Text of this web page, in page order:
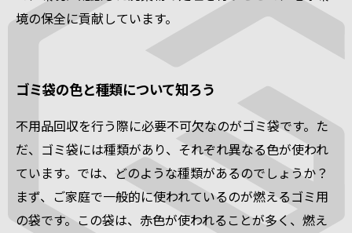
境の保全に貢献しています。
ゴミ袋の色と種類について知ろう
不用品回収を行う際に必要不可欠なのがゴミ袋です。た
だ、ゴミ袋には種類があり、それぞれ異なる色が使われ
ています。では、どのような種類があるのでしょうか？
まず、ご家庭で一般的に使われているのが燃えるゴミ用
の袋です。この袋は、赤色が使われることが多く、燃え